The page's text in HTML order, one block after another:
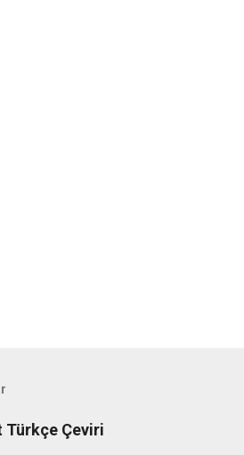
Türkçe Çeviri